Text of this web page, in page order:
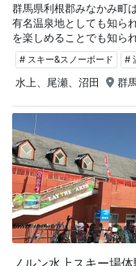
群馬県利根郡みなかみ町
有名温泉地としても知ら
を楽しめることでも知ら
# スキー&スノーボード #
水上、尾瀬、沼田 群